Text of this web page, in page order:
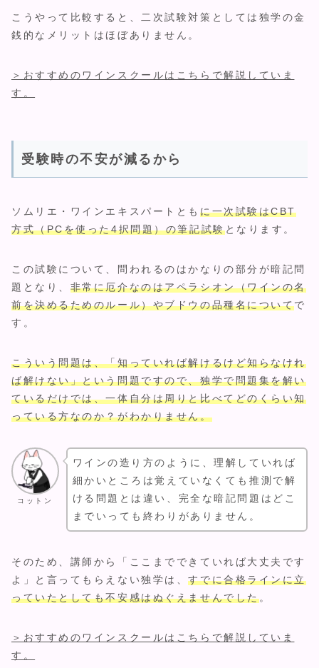
こうやって比較すると、二次試験対策としては独学の金
銭的なメリットはほぼありません。
＞おすすめのワインスクールはこちらで解説していま
す。
受験時の不安が減るから
ソムリエ・ワインエキスパートとも に一次試験はCBT
方式（PCを使った4択問題）の筆記試験となります。
この試験について、問われるのはかなりの部分が暗記問
題となり、 非常に厄介なのはアペラシオン（ワインの名
前を決めるためのルール）やブドウの品種名についてで
す。
こういう問題は、「知っていれば解けるけど知らなけれ
ば解けない」という問題ですので、独学で問題集を解い
ているだけでは、一体自分は周りと比べてどのくらい知
っている方なのか？がわかりません。
コットン
ワインの造り方のように、理解していれば
細かいところは覚えていなくても推測で解
ける問題とは違い、完全な暗記問題はどこ
までいっても終わりがありません。
そのため、講師から「ここまでできていれば大丈夫です
よ」と言ってもらえない独学は、すでに合格ラインに立
っていたとしても不安感はぬぐえませんでした。
＞おすすめのワインスクールはこちらで解説していま
す。